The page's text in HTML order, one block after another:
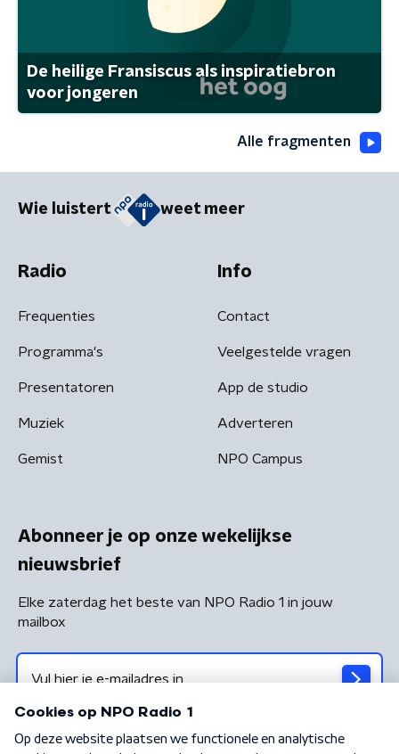
De heilige Fransiscus als inspiratiebron
voor jongeren
Alle fragmenten
Wie luistert weet meer
Radio
Frequenties
Programma's
Presentatoren
Muziek
Gemist
Info
Contact
Veelgestelde vragen
App de studio
Adverteren
NPO Campus
Abonneer je op onze wekelijkse
nieuwsbrief
Elke zaterdag het beste van NPO Radio 1 in jouw
mailbox